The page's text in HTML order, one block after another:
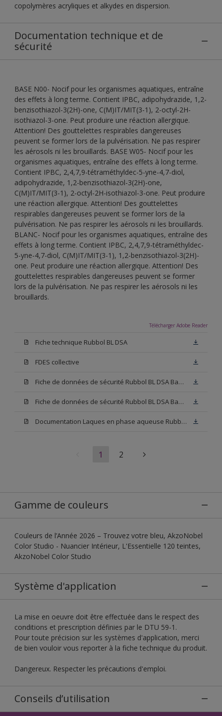
copolymères acryliques et alkydes en dispersion.
Documentation technique et de
sécurité
BASE N00- Nocif pour les organismes aquatiques, entraîne
des effets à long terme. Contient IPBC, adipohydrazide, 1,2-
benzisothiazol-3(2H)-one, C(M)IT/MIT(3-1), 2-octyl-2H-
isothiazol-3-one. Peut produire une réaction allergique.
Attention! Des gouttelettes respirables dangereuses
peuvent se former lors de la pulvérisation. Ne pas respirer
les aérosols ni les brouillards. BASE W05- Nocif pour les
organismes aquatiques, entraîne des effets à long terme.
Contient IPBC, 2,4,7,9-tétraméthyldec-5-yne-4,7-diol,
adipohydrazide, 1,2-benzisothiazol-3(2H)-one,
C(M)IT/MIT(3-1), 2-octyl-2H-isothiazol-3-one. Peut produire
une réaction allergique. Attention! Des gouttelettes
respirables dangereuses peuvent se former lors de la
pulvérisation. Ne pas respirer les aérosols ni les brouillards.
BLANC- Nocif pour les organismes aquatiques, entraîne des
effets à long terme. Contient IPBC, 2,4,7,9-tétraméthyldec-
5-yne-4,7-diol, C(M)IT/MIT(3-1), 1,2-benzisothiazol-3(2H)-
one. Peut produire une réaction allergique. Attention! Des
gouttelettes respirables dangereuses peuvent se former
lors de la pulvérisation. Ne pas respirer les aérosols ni les
brouillards.
Télécharger Adobe Reader
Fiche technique Rubbol BL DSA
FDES collective
Fiche de données de sécurité Rubbol BL DSA Base N00
Fiche de données de sécurité Rubbol BL DSA Base W05
Documentation Laques en phase aqueuse Rubbol BL Velours
1 2
Gamme de couleurs
Couleurs de l’Année 2026 – Trouvez votre bleu, AkzoNobel
Color Studio - Nuancier Intérieur, L'Essentielle 120 teintes,
AkzoNobel Color Studio
Système d'application
La mise en oeuvre doit être effectuée dans le respect des
conditions et prescription définies par le DTU 59-1.
Pour toute précision sur les systèmes d'application, merci
de bien vouloir vous reporter à la fiche technique du produit.
Dangereux. Respecter les précautions d'emploi.
Conseils d’utilisation